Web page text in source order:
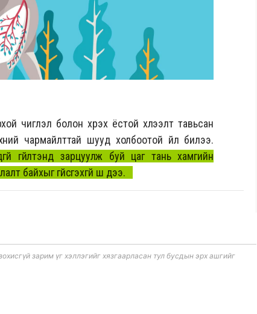
чиглэл болон хүрэх ёстой хүлээлт тавьсан
чармайлттай шууд холбоотой үйл билээ.
гүйлтэнд зарцуулж буй цаг тань хамгийн
байхыг үгүйсгэхгүй шүү дээ.
зарим үг хэллэгийг хязгаарласан тул бусдын эрх ашгийг